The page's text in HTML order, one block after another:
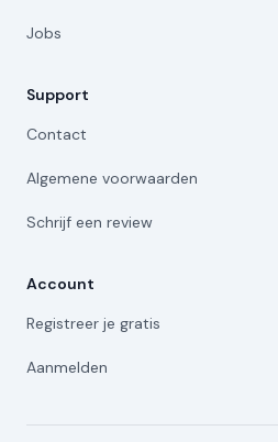
Jobs
Support
Contact
Algemene voorwaarden
Schrijf een review
Account
Registreer je gratis
Aanmelden